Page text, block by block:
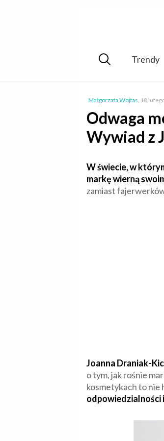
Trendy
Małgorzata Wojtas, 18
Odwaga
Wywiad z
W świecie, w
markę wierną
zamiast
Joanna Draniak-
o tym, jak rośnie
kosmetykach to nie
odpowiedzialności